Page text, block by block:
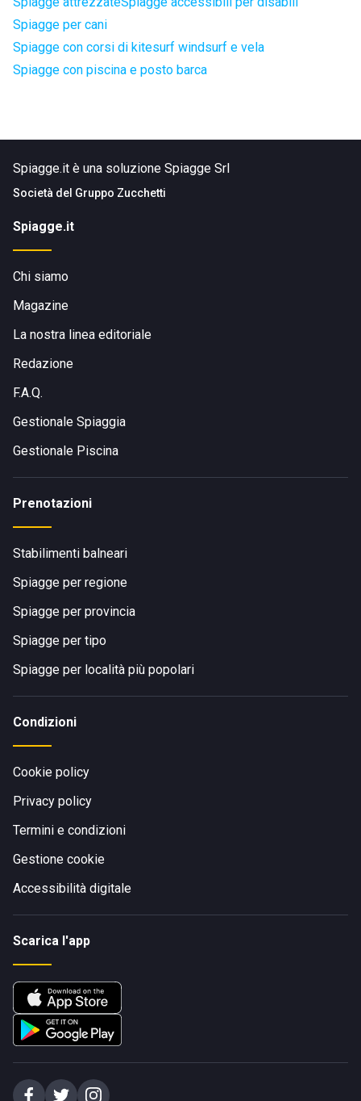
Spiagge per cani
Spiagge con corsi di kitesurf windsurf e vela
Spiagge con piscina e posto barca
Spiagge.it è una soluzione Spiagge Srl
Società del Gruppo Zucchetti
Spiagge.it
Chi siamo
Magazine
La nostra linea editoriale
Redazione
F.A.Q.
Gestionale Spiaggia
Gestionale Piscina
Prenotazioni
Stabilimenti balneari
Spiagge per regione
Spiagge per provincia
Spiagge per tipo
Spiagge per località più popolari
Condizioni
Cookie policy
Privacy policy
Termini e condizioni
Gestione cookie
Accessibilità digitale
Scarica l'app